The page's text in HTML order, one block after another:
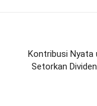
Kontribusi Nyata
Setorkan